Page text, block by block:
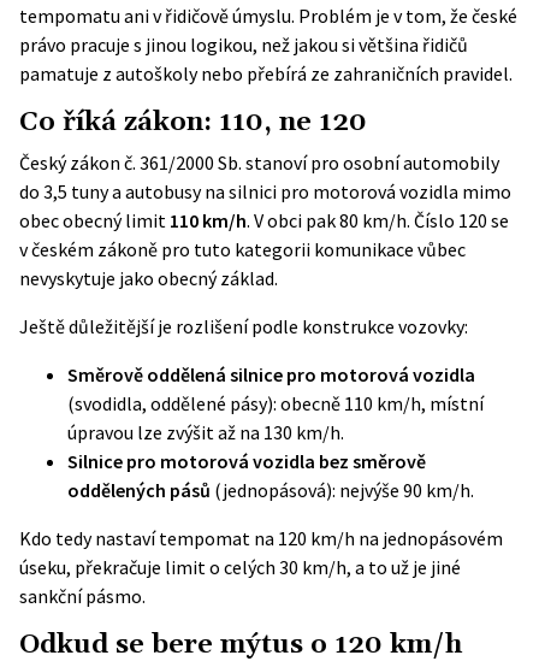
tempomatu ani v řidičově úmyslu. Problém je v tom, že české
právo pracuje s jinou logikou, než jakou si většina řidičů
pamatuje z autoškoly nebo přebírá ze zahraničních pravidel.
Co říká zákon: 110, ne 120
Českýzákon č. 361/2000 Sb. stanoví pro osobní automobily
do 3,5 tuny a autobusy na silnici pro motorová vozidla mimo
obec obecný limit 110 km/h. V obci pak 80 km/h. Číslo 120 se
v českém zákoně pro tuto kategorii komunikace vůbec
nevyskytuje jako obecný základ.
Ještě důležitější je rozlišení podle konstrukce vozovky:
Směrově oddělená silnice pro motorová vozidla
(svodidla, oddělené pásy): obecně 110 km/h, místní
úpravou lze zvýšit až na 130 km/h.
Silnice pro motorová vozidla bez směrově
oddělených pásů (jednopásová): nejvýše 90 km/h.
Kdo tedy nastaví tempomat na 120 km/h na jednopásovém
úseku, překračuje limit o celých 30 km/h, a to už je jiné
sankční pásmo.
Odkud se bere mýtus o 120 km/h